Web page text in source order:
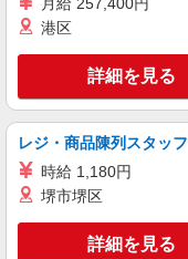
港区
詳細を見る
レジ・商品陳列スタッフ
時給 1,180円
堺市堺区
詳細を見る